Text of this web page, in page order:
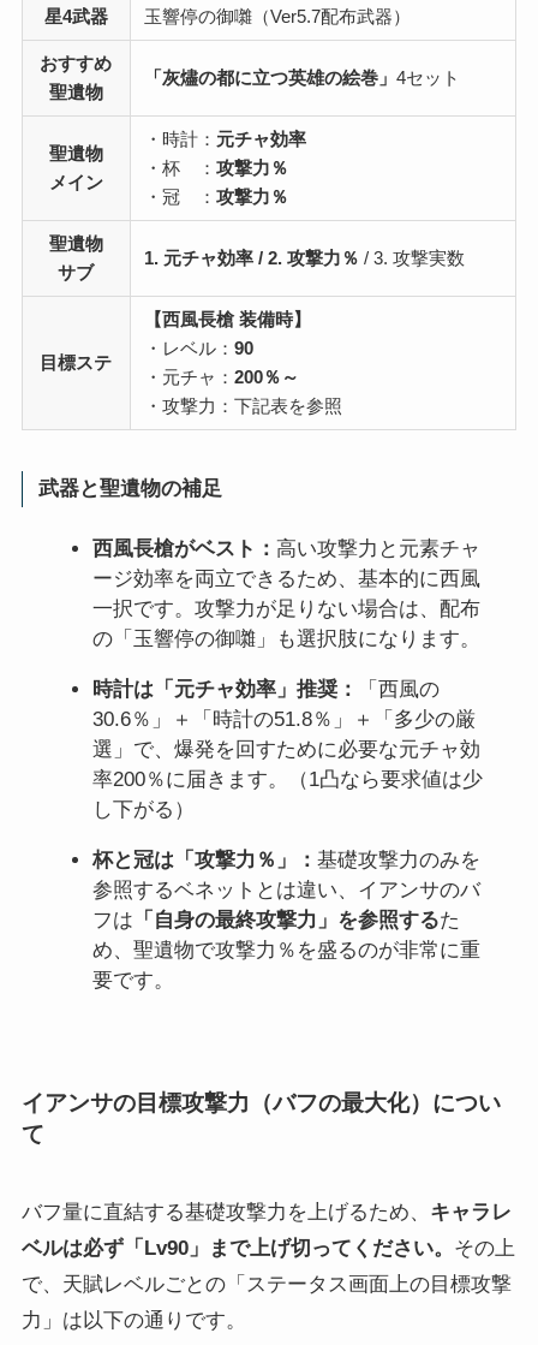
星4武器
玉響停の御囃（Ver5.7配布武器）
おすすめ
聖遺物
「灰燼の都に立つ英雄の絵巻」4セット
聖遺物
メイン
・時計： 元チャ効率
・杯 ：攻撃力％
・冠 ：攻撃力％
聖遺物
サブ
1. 元チャ効率 / 2. 攻撃力％ / 3. 攻撃実数
目標ステ
【西風長槍 装備時】
・レベル：90
・元チャ：200％～
・攻撃力：下記表を参照
武器と聖遺物の補足
西風長槍がベスト：高い攻撃力と元素チャ
ージ効率を両立できるため、基本的に西風
一択です。攻撃力が足りない場合は、配布
の「玉響停の御囃」も選択肢になります。
時計は「元チャ効率」推奨：
「西風の
30.6％」＋「時計の51.8％」＋「多少の厳
選」で、爆発を回すために必要な元チャ効
率200％に届きます。（1凸なら要求値は少
し下がる）
杯と冠は「攻撃力％」：基礎攻撃力のみを
参照するベネットとは違い、イアンサのバ
フは 「自身の最終攻撃力」を参照するた
め、聖遺物で攻撃力％を盛るのが非常に重
要です。
イアンサの目標攻撃力（バフの最大化）につい
て
バフ量に直結する基礎攻撃力を上げるため、 キャラレ
ベルは必ず「Lv90」まで上げ切ってください。 その上
で、天賦レベルごとの「ステータス画面上の目標攻撃
力」は以下の通りです。